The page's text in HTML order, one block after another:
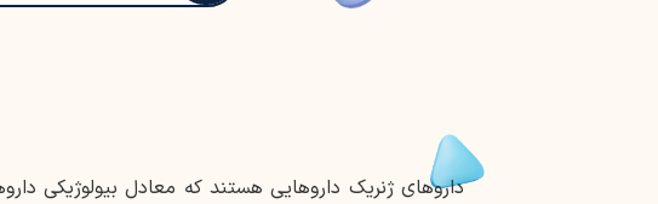
داروهای ژنریک داروهایی هستند که معادل بیولوژیکی